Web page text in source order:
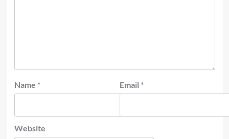
Name * Email *
Website